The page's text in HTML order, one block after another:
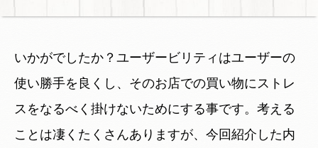
いかがでしたか？ユーザービリティはユーザーの
使い勝手を良くし、そのお店での買い物にストレ
スをなるべく掛けないためにする事です。考える
ことは凄くたくさんありますが、今回紹介した内